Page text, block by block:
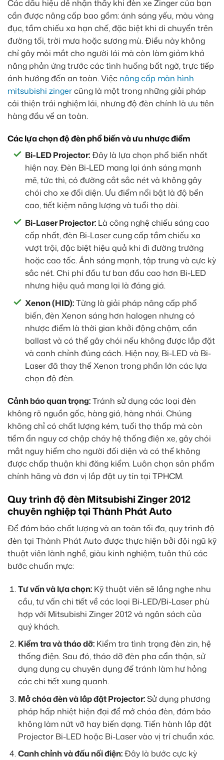
Các dấu hiệu dễ nhận thấy khi đèn xe Zinger của bạn
cần được nâng cấp bao gồm: ánh sáng yếu, màu vàng
đục, tầm chiếu xa hạn chế, đặc biệt khi di chuyển trên
đường tối, trời mưa hoặc sương mù. Điều này không
chỉ gây mỏi mắt cho người lái mà còn làm giảm khả
năng phản ứng trước các tình huống bất ngờ, trực tiếp
ảnh hưởng đến an toàn. Việc nâng cấp màn hình
mitsubishi zingercũng là một trong những giải pháp
cải thiện trải nghiệm lái, nhưng độ đèn chính là ưu tiên
hàng đầu về an toàn.
Các lựa chọn độ đèn phổ biến và ưu nhược điểm
Bi-LED Projector:Đây là lựa chọn phổ biến nhất
hiện nay. Đèn Bi-LED mang lại ánh sáng mạnh
mẽ, tức thì, có đường cắt sắc nét và không gây
chói cho xe đối diện. Ưu điểm nổi bật là độ bền
cao, tiết kiệm năng lượng và tuổi thọ dài.
Bi-Laser Projector: Là công nghệ chiếu sáng cao
cấp nhất, đèn Bi-Laser cung cấp tầm chiếu xa
vượt trội, đặc biệt hiệu quả khi đi đường trường
hoặc cao tốc. Ánh sáng mạnh, tập trung và cực kỳ
sắc nét. Chi phí đầu tư ban đầu cao hơn Bi-LED
nhưng hiệu quả mang lại là đáng giá.
Xenon (HID):Từng là giải pháp nâng cấp phổ
biến, đèn Xenon sáng hơn halogen nhưng có
nhược điểm là thời gian khởi động chậm, cần
ballast và có thể gây chói nếu không được lắp đặt
và canh chỉnh đúng cách. Hiện nay, Bi-LED và Bi-
Laser đã thay thế Xenon trong phần lớn các lựa
chọn độ đèn.
Cảnh báo quan trọng:Tránh sử dụng các loại đèn
không rõ nguồn gốc, hàng giả, hàng nhái. Chúng
không chỉ có chất lượng kém, tuổi thọ thấp mà còn
tiềm ẩn nguy cơ chập cháy hệ thống điện xe, gây chói
mắt nguy hiểm cho người đối diện và có thể không
được chấp thuận khi đăng kiểm. Luôn chọn sản phẩm
chính hãng và đơn vị lắp đặt uy tín tại TPHCM.
Quy trình độ đèn Mitsubishi Zinger 2012
chuyên nghiệp tại Thành Phát Auto
Để đảm bảo chất lượng và an toàn tối đa, quy trình độ
đèn tại Thành Phát Auto được thực hiện bởi đội ngũ kỹ
thuật viên lành nghề, giàu kinh nghiệm, tuân thủ các
bước chuẩn mực:
Tư vấn và lựa chọn:Kỹ thuật viên sẽ lắng nghe nhu
cầu, tư vấn chi tiết về các loại Bi-LED/Bi-Laser phù
hợp với Mitsubishi Zinger 2012 và ngân sách của
quý khách.
Kiểm tra và tháo dỡ:Kiểm tra tình trạng đèn zin, hệ
thống điện. Sau đó, tháo dỡ đèn pha cẩn thận, sử
dụng dụng cụ chuyên dụng để tránh làm hư hỏng
các chi tiết xung quanh.
Mở chóa đèn và lắp đặt Projector:Sử dụng phương
pháp hấp nhiệt hiện đại để mở chóa đèn, đảm bảo
không làm nứt vỡ hay biến dạng. Tiến hành lắp đặt
Projector Bi-LED hoặc Bi-Laser vào vị trí chuẩn xác.
Canh chỉnh và đấu nối điện:Đây là bước cực kỳ